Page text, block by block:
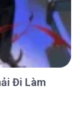
Đi Làm